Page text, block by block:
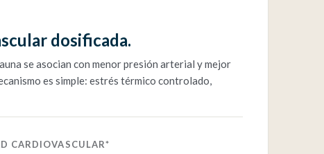
dosificada.
se asocian con menor presión arterial y mejor
es simple: estrés térmico controlado,
CARDIOVASCULAR*